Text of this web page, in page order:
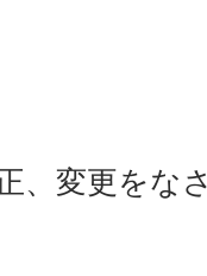
、変更をな